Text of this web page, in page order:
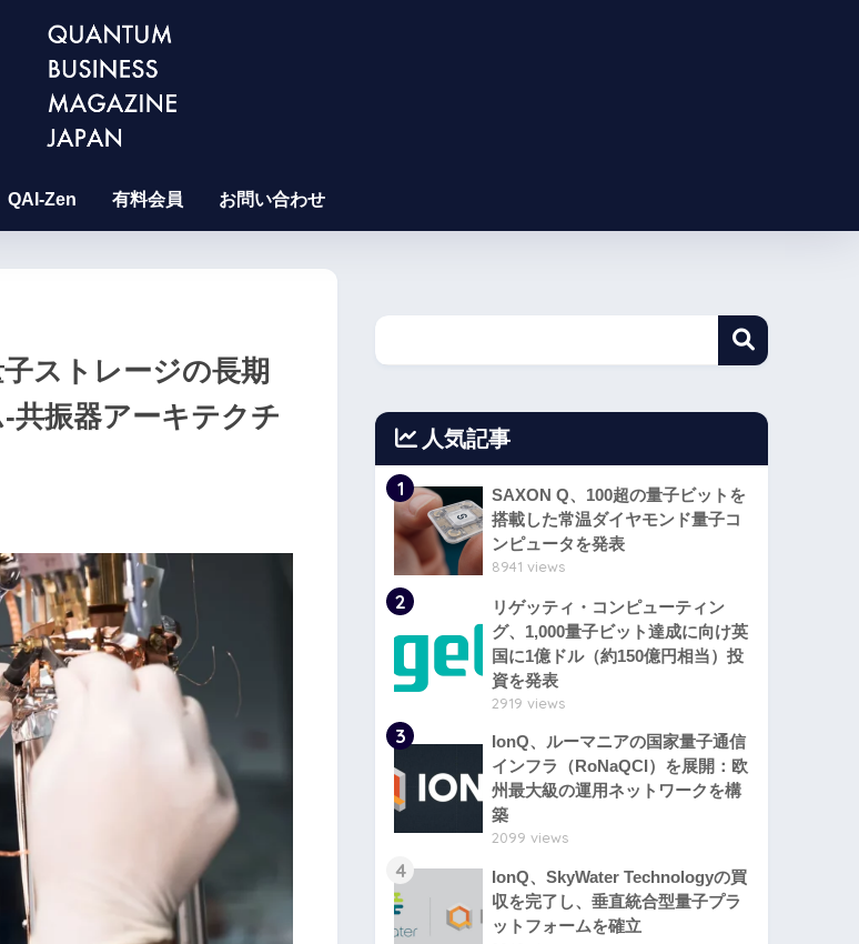
QAI-Zen 有料会員 お問い合わせ
ストレージの長期
共振器アーキテクチ
人気記事
1
SAXON Q、100超の量子ビットを
搭載した常温ダイヤモンド量子コ
ンピュータを発表
8941 views
2
リゲッティ・コンピューティン
グ、1,000量子ビット達成に向け英
国に1億ドル（約150億円相当）投
資を発表
2919 views
3
IonQ、ルーマニアの国家量子通信
インフラ（RoNaQCI）を展開：欧
州最大級の運用ネットワークを構
築
2099 views
4
IonQ、SkyWater Technologyの買
収を完了し、垂直統合型量子プラ
ットフォームを確立